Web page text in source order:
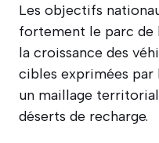
Les objectifs
fortement le parc de
la croissance des
cibles exprimées par
un maillage
déserts de recharge.